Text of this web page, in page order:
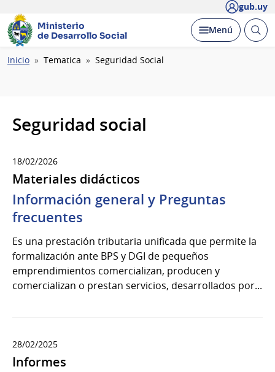
gub.uy
Ministerio
de Desarrollo Social
Desplegar
Menú Abrir
Ruta
Inicio Tematica Seguridad Social
Seguridad social
18/02/2026
Materiales didácticos
Información general y Preguntas
frecuentes
Es una prestación tributaria unificada que permite la
formalización ante BPS y DGI de pequeños
emprendimientos comercializan, producen y
comercializan o prestan servicios, desarrollados por...
28/02/2025
Informes